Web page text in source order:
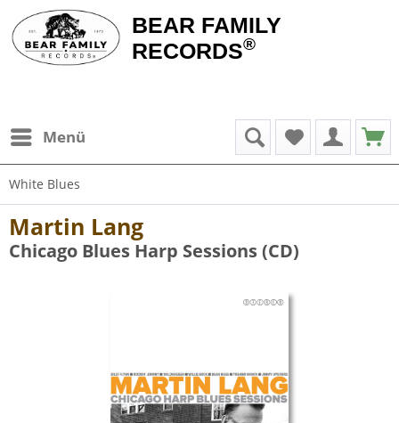
BEAR FAMILY
RECORDS®
Menü
White Blues
Martin Lang
Chicago Blues Harp Sessions (CD)